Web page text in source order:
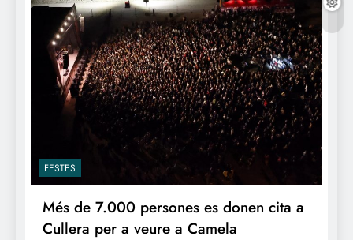
FESTES
Més de 7.000 persones es donen cita a
Cullera per a veure a Camela